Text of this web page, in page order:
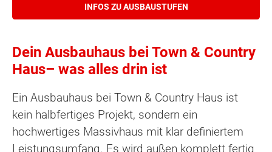
INFOS ZU AUSBAUSTUFEN
Dein Ausbauhaus bei Town & Country
Haus– was alles drin ist
Ein Ausbauhaus bei Town & Country Haus ist
kein halbfertiges Projekt, sondern ein
hochwertiges Massivhaus mit klar definiertem
Leistungsumfang. Es wird außen komplett fertig